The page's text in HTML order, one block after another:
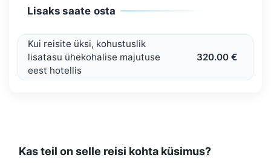
Lisaks saate osta
Kui reisite üksi, kohustuslik
lisatasu ühekohalise majutuse
eest hotellis
320.00 €
Kas teil on selle reisi kohta küsimus?